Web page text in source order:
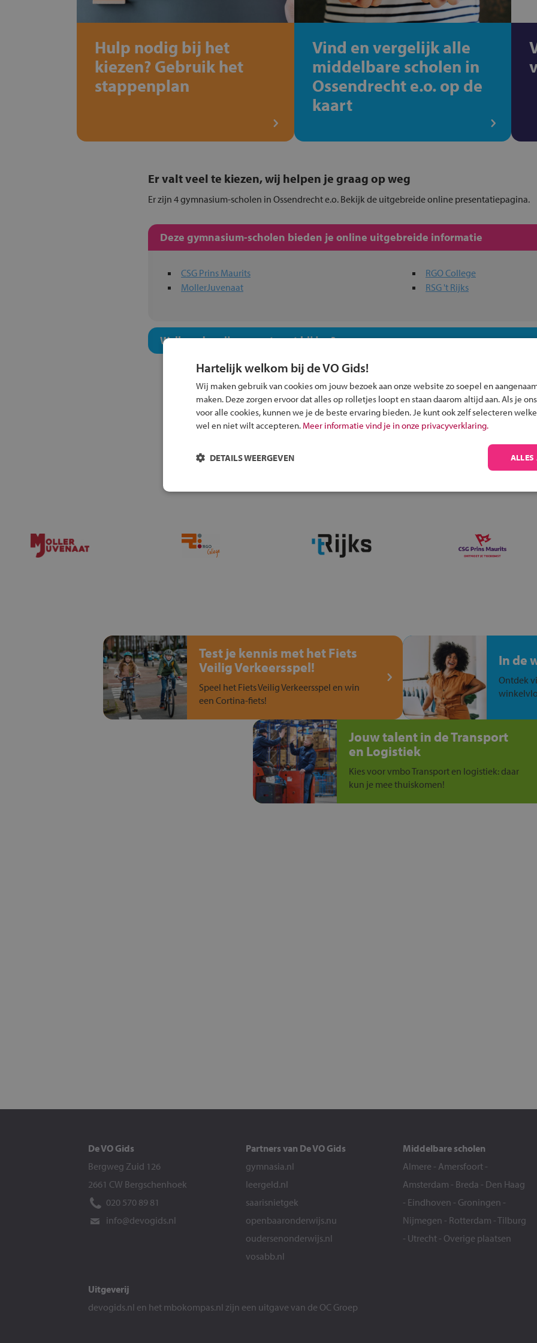
Hulp nodig bij het
kiezen? Gebruik het
stappenplan
Vind en vergelijk alle
middelbare scholen in
Ossendrecht e.o. op de
kaart
Er valt veel te kiezen, wij helpen je graag op weg
Er zijn 4 gymnasium-scholen in Ossendrecht e.o. Bekijk de uitgebreide online presentatiepagina.
Deze gymnasium-scholen bieden je online uitgebreide informatie
CSG Prins Maurits
MollerJuvenaat
RGO College
RSG 't Rijks
Welk onderwijsconcept past bij jou?
Inschrijven?
Alle informatie om je kind aan te melden bij
Test je kennis met het Fiets
Veilig Verkeersspel!
Speel het Fiets Veilig Verkeersspel en win
een Cortina-fiets!
In de
Ontdek
Jouw talent in de Transport
en Logistiek
Kies voor vmbo Transport en logistiek: daar
kun je mee thuiskomen!
De VO Gids
Bergweg Zuid 126
2661 CW Bergschenhoek
020 570 89 81
info@devogids.nl
Partners van De VO Gids
gymnasia.nl
leergeld.nl
saarisnietgek
openbaaronderwijs.nu
oudersenonderwijs.nl
vosabb.nl
Middelbare scholen
Almere - Amersfoort -
Amsterdam - Breda - Den Haag
- Eindhoven - Groningen -
Nijmegen - Rotterdam -Tilburg
- Utrecht - Overige plaatsen
Uitgeverij
devogids.nl en het mbokompas.nl zijn een uitgave van de OC Groep
Hartelijk welkom bij de VO Gids!
Wij maken gebruik van cookies om jouw bezoek aan onze website zo soepel en
maken. Deze zorgen ervoor dat alles op rolletjes loopt en staan daarom altijd aan. Als je
voor alle cookies, kunnen we je de beste ervaring bieden. Je kunt ook zelf selecteren
wel en niet wilt accepteren. Meer informatie vind je in onze privacyverklaring.
ALLES
DETAILS WEERGEVEN